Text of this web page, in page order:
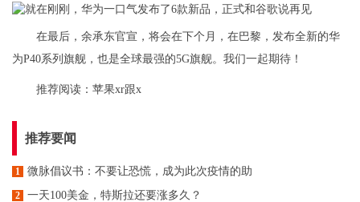
在最后，余承东官宣，将会在下个月，在巴黎，发布全新的华
为P40系列旗舰，也是全球最强的5G旗舰。我们一起期待！
推荐阅读： 苹果xr跟x
推荐要闻
1 微脉倡议书：不要让恐慌，成为此次疫情的助
2 一天100美金，特斯拉还要涨多久？